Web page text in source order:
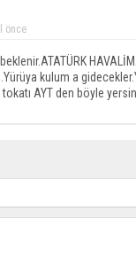
önce
kulum a
AYT den böyle